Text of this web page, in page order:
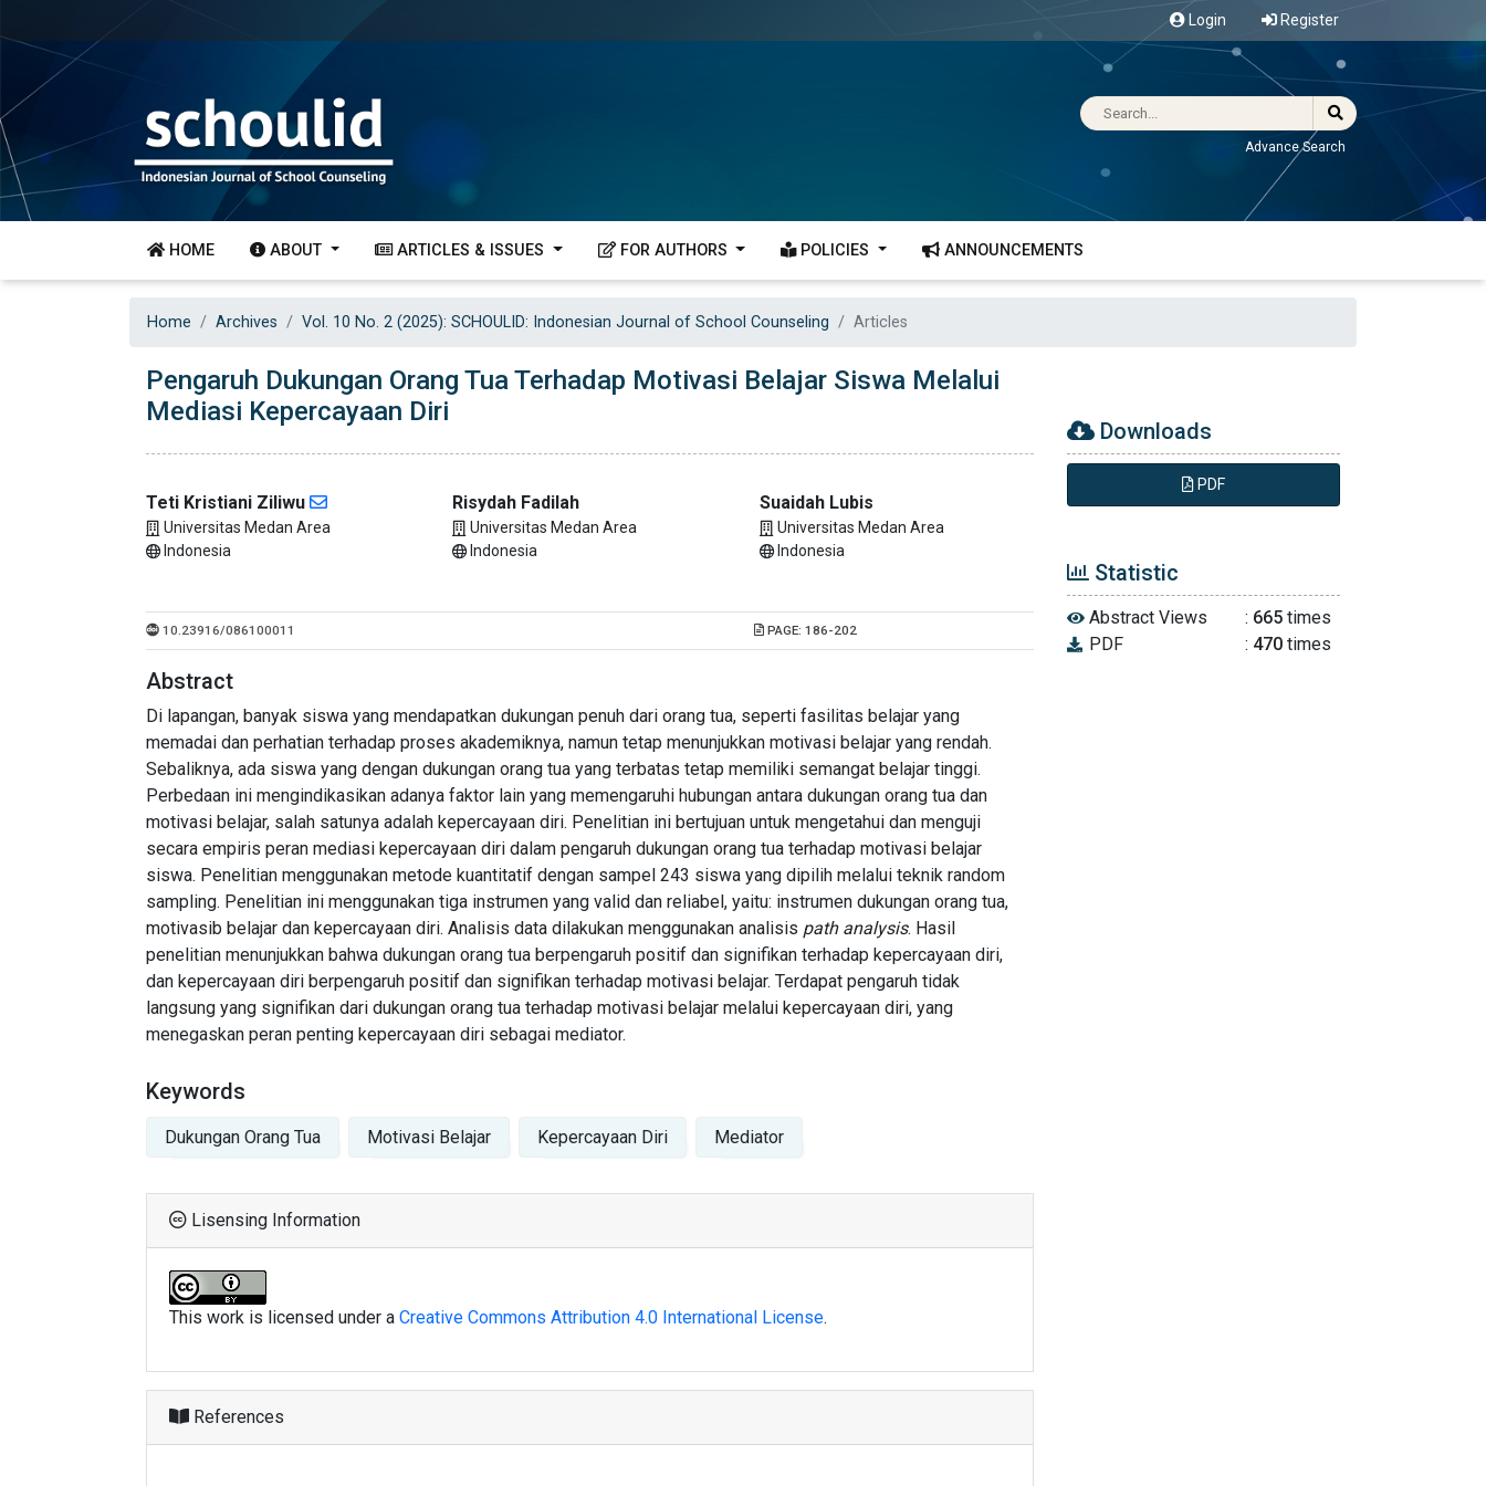
Login Register
Advance Search
HOME ABOUT ARTICLES & ISSUES FOR AUTHORS POLICIES ANNOUNCEMENTS
Home Archives Vol. 10 No. 2 (2025): SCHOULID: Indonesian Journal of School Counseling Articles
Pengaruh Dukungan Orang Tua Terhadap Motivasi Belajar Siswa Melalui
Mediasi Kepercayaan Diri
Teti Kristiani Ziliwu
Universitas Medan Area
Indonesia
Risydah Fadilah
Universitas Medan Area
Indonesia
Suaidah Lubis
Universitas Medan Area
Indonesia
10.23916/086100011 PAGE: 186-202
Abstract
Di lapangan, banyak siswa yang mendapatkan dukungan penuh dari orang tua, seperti fasilitas belajar yang
memadai dan perhatian terhadap proses akademiknya, namun tetap menunjukkan motivasi belajar yang rendah.
Sebaliknya, ada siswa yang dengan dukungan orang tua yang terbatas tetap memiliki semangat belajar tinggi.
Perbedaan ini mengindikasikan adanya faktor lain yang memengaruhi hubungan antara dukungan orang tua dan
motivasi belajar, salah satunya adalah kepercayaan diri. Penelitian ini bertujuan untuk mengetahui dan menguji
secara empiris peran mediasi kepercayaan diri dalam pengaruh dukungan orang tua terhadap motivasi belajar
siswa. Penelitian menggunakan metode kuantitatif dengan sampel 243 siswa yang dipilih melalui teknik random
sampling. Penelitian ini menggunakan tiga instrumen yang valid dan reliabel, yaitu: instrumen dukungan orang tua,
motivasib belajar dan kepercayaan diri. Analisis data dilakukan menggunakan analisis path analysis. Hasil
penelitian menunjukkan bahwa dukungan orang tua berpengaruh positif dan signifikan terhadap kepercayaan diri,
dan kepercayaan diri berpengaruh positif dan signifikan terhadap motivasi belajar. Terdapat pengaruh tidak
langsung yang signifikan dari dukungan orang tua terhadap motivasi belajar melalui kepercayaan diri, yang
menegaskan peran penting kepercayaan diri sebagai mediator.
Keywords
Dukungan Orang Tua Motivasi Belajar Kepercayaan Diri Mediator
Lisensing Information
This work is licensed under a Creative Commons Attribution 4.0 International License.
References
Downloads
PDF
Statistic
Abstract Views : 665 times
PDF
: 470 times